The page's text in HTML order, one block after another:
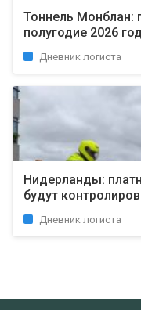
Тоннель Монблан:
полугодие 2026
Дневник логиста
Нидерланды:
будут
Дневник логиста